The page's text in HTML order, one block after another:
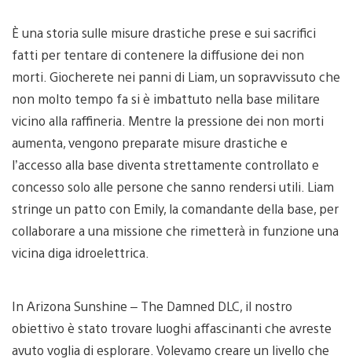
È una storia sulle misure drastiche prese e sui sacrifici
fatti per tentare di contenere la diffusione dei non
morti. Giocherete nei panni di Liam, un sopravvissuto che
non molto tempo fa si è imbattuto nella base militare
vicino alla raffineria. Mentre la pressione dei non morti
aumenta, vengono preparate misure drastiche e
l’accesso alla base diventa strettamente controllato e
concesso solo alle persone che sanno rendersi utili. Liam
stringe un patto con Emily, la comandante della base, per
collaborare a una missione che rimetterà in funzione una
vicina diga idroelettrica.
In Arizona Sunshine – The Damned DLC, il nostro
obiettivo è stato trovare luoghi affascinanti che avreste
avuto voglia di esplorare. Volevamo creare un livello che